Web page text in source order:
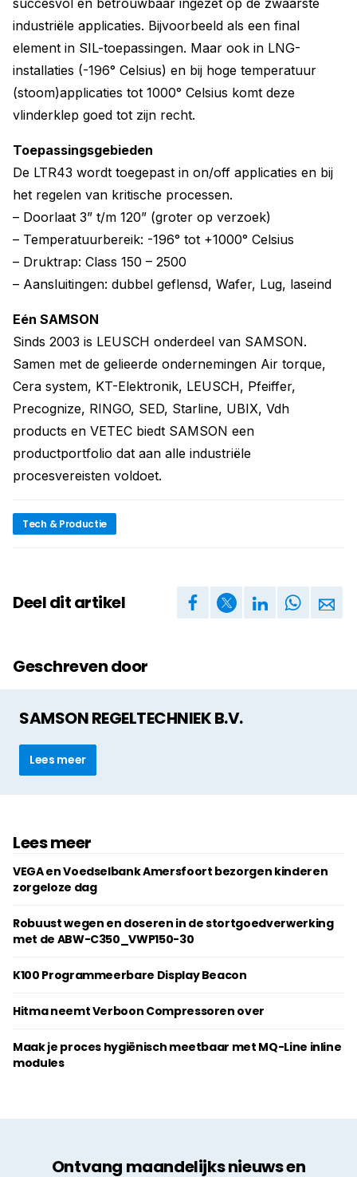
succesvol en betrouwbaar ingezet op de zwaarste
industriële applicaties. Bijvoorbeeld als een final
element in SIL-toepassingen. Maar ook in LNG-
installaties (-196° Celsius) en bij hoge temperatuur
(stoom)applicaties tot 1000° Celsius komt deze
vlinderklep goed tot zijn recht.
Toepassingsgebieden
De LTR43 wordt toegepast in on/off applicaties en bij
het regelen van kritische processen.
– Doorlaat 3” t/m 120” (groter op verzoek)
– Temperatuurbereik: -196° tot +1000° Celsius
– Druktrap: Class 150 – 2500
– Aansluitingen: dubbel geflensd, Wafer, Lug, laseind
Eén SAMSON
Sinds 2003 is LEUSCH onderdeel van SAMSON.
Samen met de gelieerde ondernemingen Air torque,
Cera system, KT-Elektronik, LEUSCH, Pfeiffer,
Precognize, RINGO, SED, Starline, UBIX, Vdh
products en VETEC biedt SAMSON een
productportfolio dat aan alle industriële
procesvereisten voldoet.
Tech & Productie
Deel dit artikel
Geschreven door
SAMSON REGELTECHNIEK B.V.
Lees meer
Lees meer
VEGA en Voedselbank Amersfoort bezorgen kinderen
zorgeloze dag
Robuust wegen en doseren in de stortgoedverwerking
met de ABW-C350_VWP150-30
K100 Programmeerbare Display Beacon
Hitma neemt Verboon Compressoren over
Maak je proces hygiënisch meetbaar met MQ-Line inline
modules
Ontvang maandelijks nieuws en